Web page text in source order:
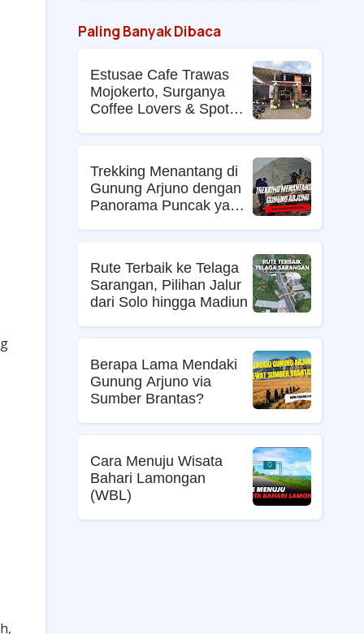
Paling Banyak Dibaca
Estusae Cafe Trawas
Mojokerto, Surganya
Coffee Lovers & Spot
Trekking Menantang di
Gunung Arjuno dengan
Panorama Puncak yang
Rute Terbaik ke Telaga
Sarangan, Pilihan Jalur
dari Solo hingga Madiun
Berapa Lama Mendaki
Gunung Arjuno via
Sumber Brantas?
Cara Menuju Wisata
Bahari Lamongan
(WBL)